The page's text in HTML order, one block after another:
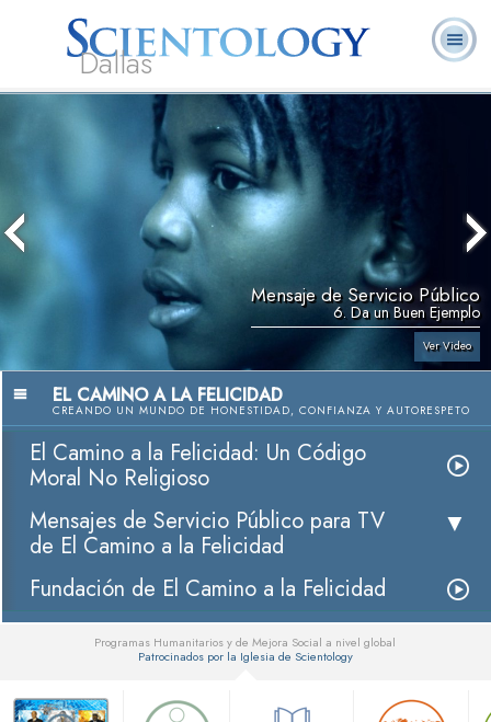
Dallas
¿Qué es
Scientology?
Ministros
Voluntarios
Preguntas
Mensaje de Servicio Público
6. Da un Buen Ejemplo
Ver Video
EL CAMINO A LA FELICIDAD
CREANDO UN MUNDO DE HONESTIDAD, CONFIANZA Y AUTORESPETO
El Camino a la Felicidad: Un Código
Moral No Religioso
Mensajes de Servicio Público para TV
de El Camino a la Felicidad
Fundación de El Camino a la Felicidad
Programas Humanitarios y de Mejora Social a nivel global
Patrocinados por la Iglesia de Scientology